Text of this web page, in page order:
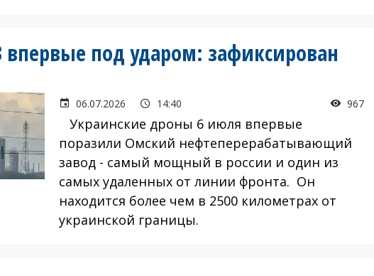
под ударом: зафиксирован
06.07.2026 14:40 967
Украинские дроны 6 июля впервые
поразили Омский нефтеперерабатывающий
завод - самый мощный в россии и один из
самых удаленных от линии фронта. Он
находится более чем в 2500 километрах от
украинской границы.